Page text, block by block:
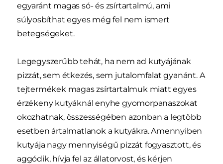
egyaránt magas só- és zsírtartalmú, ami
súlyosbíthat egyes még fel nem ismert
betegségeket.
Legegyszerűbb tehát, ha nem ad kutyájának
pizzát, sem étkezés, sem jutalomfalat gyanánt. A
tejtermékek magas zsírtartalmuk miatt egyes
érzékeny kutyáknál enyhe gyomorpanaszokat
okozhatnak, összességében azonban a legtöbb
esetben ártalmatlanok a kutyákra. Amennyiben
kutyája nagy mennyiségű pizzát fogyasztott, és
aggódik, hívja fel az állatorvost, és kérjen